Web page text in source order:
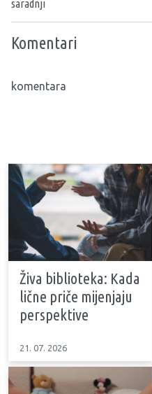
saradnji
Komentari
komentara
Živa biblioteka: Kada
lične priče mijenjaju
perspektive
21. 07. 2026